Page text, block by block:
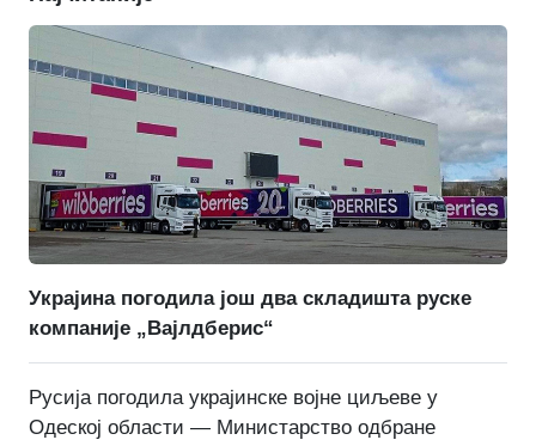
Украјина погодила још два складишта руске
компаније „Вајлдберис“
Русија погодила украјинске војне циљеве у
Одеској области — Министарство одбране